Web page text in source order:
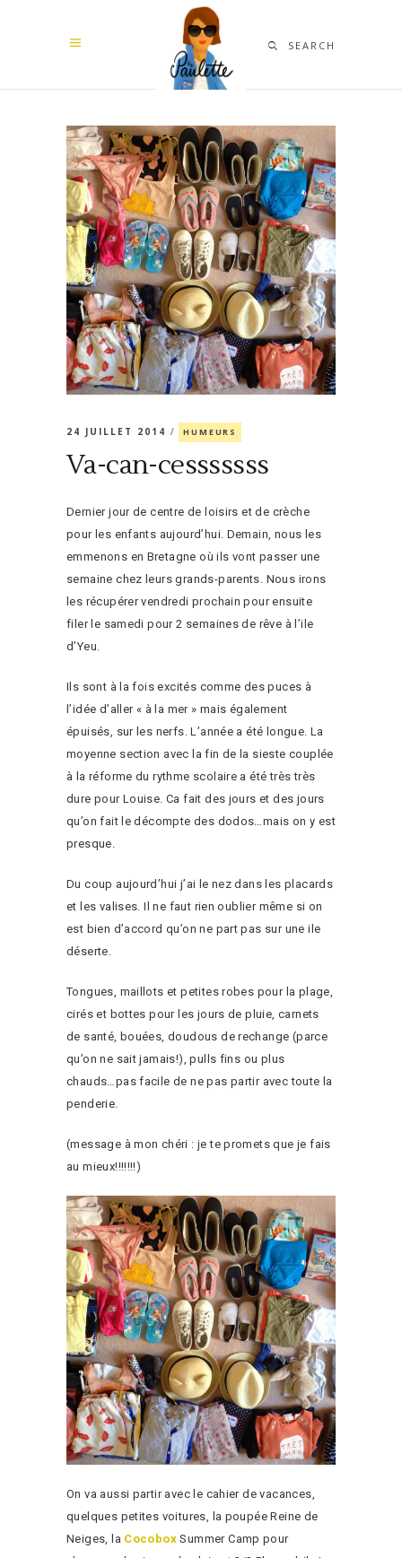
SEARCH
24 JUILLET 2014 HUMEURS
Va-can-cesssssss
Dernier jour de centre de loisirs et de crèche
pour les enfants aujourd’hui. Demain, nous les
emmenons en Bretagne où ils vont passer une
semaine chez leurs grands-parents. Nous irons
les récupérer vendredi prochain pour ensuite
filer le samedi pour 2 semaines de rêve à l’ile
d’Yeu.
Ils sont à la fois excités comme des puces à
l’idée d’aller « à la mer » mais également
épuisés, sur les nerfs. L’année a été longue. La
moyenne section avec la fin de la sieste couplée
à la réforme du rythme scolaire a été très très
dure pour Louise. Ca fait des jours et des jours
qu’on fait le décompte des dodos…mais on y est
presque.
Du coup aujourd’hui j’ai le nez dans les placards
et les valises. Il ne faut rien oublier même si on
est bien d’accord qu’on ne part pas sur une ile
déserte.
Tongues, maillots et petites robes pour la plage,
cirés et bottes pour les jours de pluie, carnets
de santé, bouées, doudous de rechange (parce
qu’on ne sait jamais!), pulls fins ou plus
chauds…pas facile de ne pas partir avec toute la
penderie.
(message à mon chéri : je te promets que je fais
au mieux!!!!!!!)
On va aussi partir avec le cahier de vacances,
quelques petites voitures, la poupée Reine de
Neiges, la Cocobox Summer Camp pour